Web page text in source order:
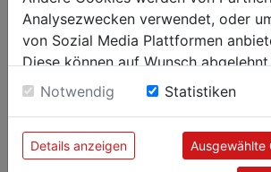
Analysezwecken verwendet, oder
von Sozial Media Plattformen
Diese können auf Wunsch
sie unsere Webseite weiter nutzen,
Einwilligung zu unseren Cookies.
Notwendig Statistiken
Details anzeigen Ausgewählte